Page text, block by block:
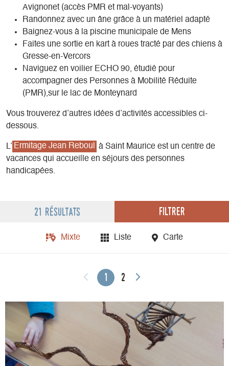
Avignonet (accès PMR et mal-voyants)
Randonnez avec un âne grâce à un matériel adapté
Baignez-vous à la piscine municipale de Mens
Faites une sortie en kart à roues tracté par des chiens à
Gresse-en-Vercors
Naviguez en voilier ECHO 90, étudié pour
accompagner des Personnes à Mobilité Réduite
(PMR),sur le lac de Monteynard
Vous trouverez d’autres idées d’activités accessibles ci-
dessous.
L’ Ermitage Jean Reboul à Saint Maurice est un centre de
vacances qui accueille en séjours des personnes
handicapées.
21 résultats Filtrer
Mixte Liste Carte
1 2